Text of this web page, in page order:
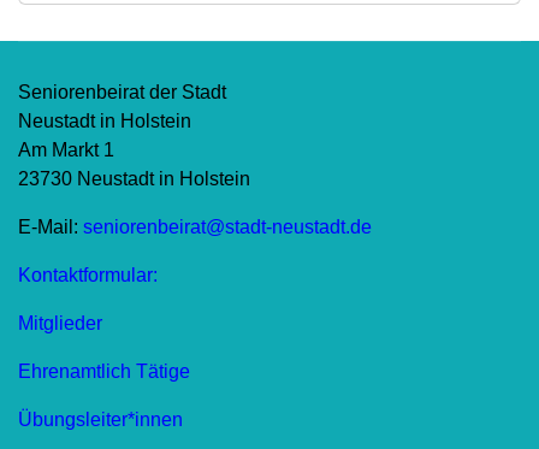
Seniorenbeirat der Stadt
Neustadt in Holstein
Am Markt 1
23730 Neustadt in Holstein
E-Mail: seniorenbeirat@stadt-neustadt.de
Kontaktformular:
Mitglieder
Ehrenamtlich Tätige
Übungsleiter*innen